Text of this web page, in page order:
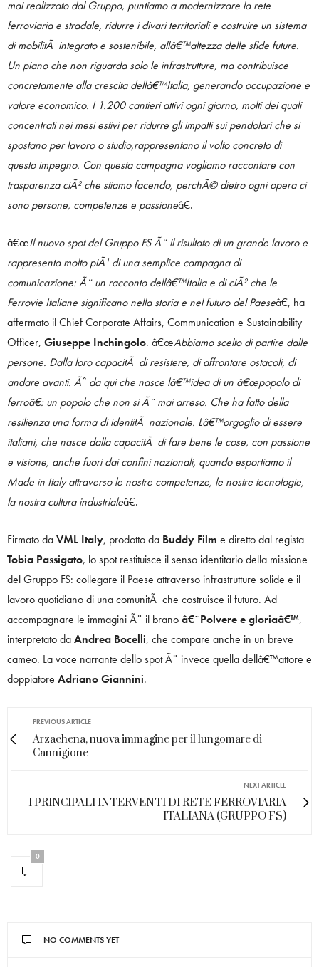
mai realizzato dal Gruppo, puntiamo a modernizzare la rete
ferroviaria e stradale, ridurre i divari territoriali e costruire un sistema
di mobilitÃ integrato e sostenibile, allâ€™altezza delle sfide future.
Un piano che non riguarda solo le infrastrutture, ma contribuisce
concretamente alla crescita dellâ€™Italia, generando occupazione e
valore economico. I 1.200 cantieri attivi ogni giorno, molti dei quali
concentrati nei mesi estivi per ridurre gli impatti sui pendolari che si
spostano per lavoro o studio,rappresentano il volto concreto di
questo impegno. Con questa campagna vogliamo raccontare con
trasparenza ciÃ² che stiamo facendo, perchÃ© dietro ogni opera ci
sono persone, competenze e passioneâ€.
â€œIl nuovo spot del Gruppo FS Ã¨ il risultato di un grande lavoro e
rappresenta molto piÃ¹ di una semplice campagna di
comunicazione: Ã¨ un racconto dellâ€™Italia e di ciÃ² che le
Ferrovie Italiane significano nella storia e nel futuro del Paeseâ€, ha
affermato il Chief Corporate Affairs, Communication e Sustainability
Officer, Giuseppe Inchingolo. â€œAbbiamo scelto di partire dalle
persone. Dalla loro capacitÃ di resistere, di affrontare ostacoli, di
andare avanti. Ãˆ da qui che nasce lâ€™idea di un â€œpopolo di
ferroâ€: un popolo che non si Ã¨ mai arreso. Che ha fatto della
resilienza una forma di identitÃ nazionale. Lâ€™orgoglio di essere
italiani, che nasce dalla capacitÃ di fare bene le cose, con passione
e visione, anche fuori dai confini nazionali, quando esportiamo il
Made in Italy attraverso le nostre competenze, le nostre tecnologie,
la nostra cultura industrialeâ€.
Firmato daVML Italy, prodotto da Buddy Film e diretto dal regista
Tobia Passigato, lo spot restituisce il senso identitario della missione
del Gruppo FS: collegare il Paese attraverso infrastrutture solide e il
lavoro quotidiano di una comunitÃ che costruisce il futuro. Ad
accompagnare le immagini Ã¨ il branoâ€˜Polvere e gloriaâ€™,
interpretato daAndrea Bocelli, che compare anche in un breve
cameo. La voce narrante dello spot Ã¨ invece quella dellâ€™attore e
doppiatore Adriano Giannini.
PREVIOUS ARTICLE
Arzachena, nuova immagine per il lungomare di
Cannigione
NEXT ARTICLE
I PRINCIPALI INTERVENTI DI RETE FERROVIARIA
ITALIANA (GRUPPO FS)
0
NO COMMENTS YET